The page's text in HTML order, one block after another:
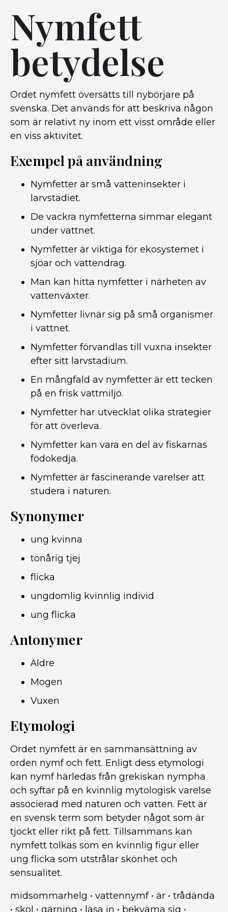
Nymfett
betydelse
Ordet nymfett översätts till nybörjare på
svenska. Det används för att beskriva någon
som är relativt ny inom ett visst område eller
en viss aktivitet.
Exempel på användning
Nymfetter är små vatteninsekter i
larvstadiet.
De vackra nymfetterna simmar elegant
under vattnet.
Nymfetter är viktiga för ekosystemet i
sjöar och vattendrag.
Man kan hitta nymfetter i närheten av
vattenväxter.
Nymfetter livnär sig på små organismer
i vattnet.
Nymfetter förvandlas till vuxna insekter
efter sitt larvstadium.
En mångfald av nymfetter är ett tecken
på en frisk vattmiljö.
Nymfetter har utvecklat olika strategier
för att överleva.
Nymfetter kan vara en del av fiskarnas
födokedja.
Nymfetter är fascinerande varelser att
studera i naturen.
Synonymer
ung kvinna
tonårig tjej
flicka
ungdomlig kvinnlig individ
ung flicka
Antonymer
Äldre
Mogen
Vuxen
Etymologi
Ordet nymfett är en sammansättning av
orden nymf och fett. Enligt dess etymologi
kan nymf härledas från grekiskan nympha
och syftar på en kvinnlig mytologisk varelse
associerad med naturen och vatten. Fett är
en svensk term som betyder något som är
tjockt eller rikt på fett. Tillsammans kan
nymfett tolkas som en kvinnlig figur eller
ung flicka som utstrålar skönhet och
sensualitet.
midsommarhelg • vattennymf• är • trådända
• skol • gärning • läsa in • bekväma sig •